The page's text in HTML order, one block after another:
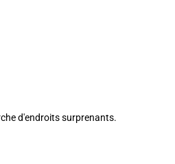
d'endroits surprenants.